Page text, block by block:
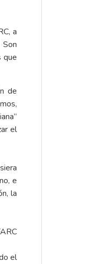
a
que
de
el
e
la
el